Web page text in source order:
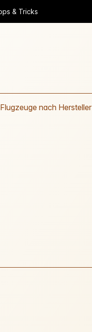
& Tricks
Flugzeuge nach Hersteller